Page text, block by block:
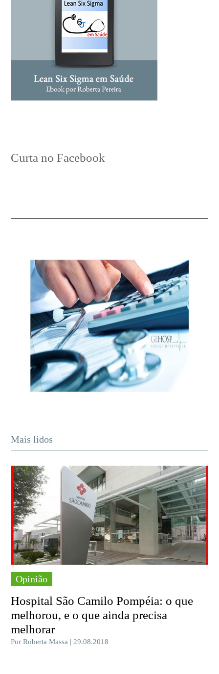
Curta no Facebook
Mais lidos
Opinião
Hospital São Camilo Pompéia: o que
melhorou, e o que ainda precisa
melhorar
Por Roberta Massa | 29.08.2018